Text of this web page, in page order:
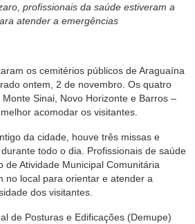
profissionais da saúde estiveram a
atender a emergências
os cemitérios públicos de Araguaína
ontem, 2 de novembro. Os quatro
Sinai, Novo Horizonte e Barros –
acomodar os visitantes.
da cidade, houve três missas e
todo o dia. Profissionais de saúde
de Atividade Municipal Comunitária
no local para orientar e atender a
dos visitantes.
de Posturas e Edificações (Demupe)